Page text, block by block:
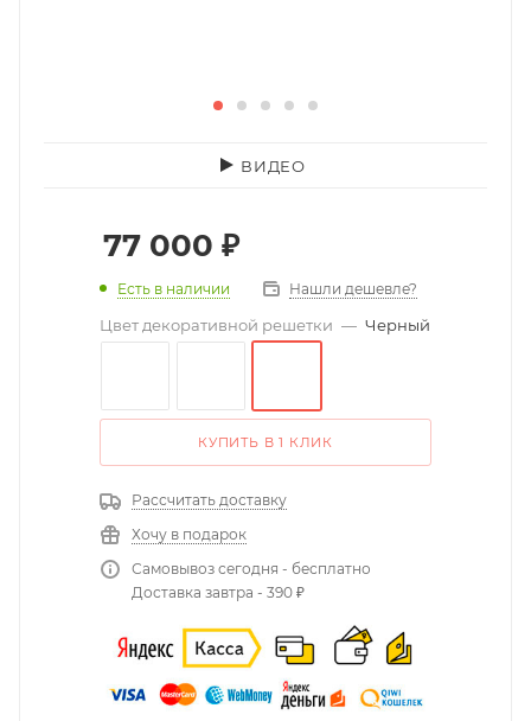
ВИДЕО
77 000 ₽
Есть в наличии Нашли дешевле?
Цвет декоративной решетки — Черный
КУПИТЬ В 1 КЛИК
Рассчитать доставку
Хочу в подарок
Самовывоз сегодня - бесплатно
Доставка завтра - 390 ₽